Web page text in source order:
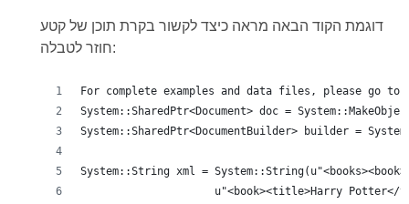
דוגמת הקוד הבאה מראה כיצד לקשור בקרת תוכן של קטע
חוזר לטבלה:
For complete examples and data files, please go to
System::SharedPtr<Document> doc =
System::SharedPtr<DocumentBuilder> builder =
System::String xml =
u"<book><title>Harry Potter</